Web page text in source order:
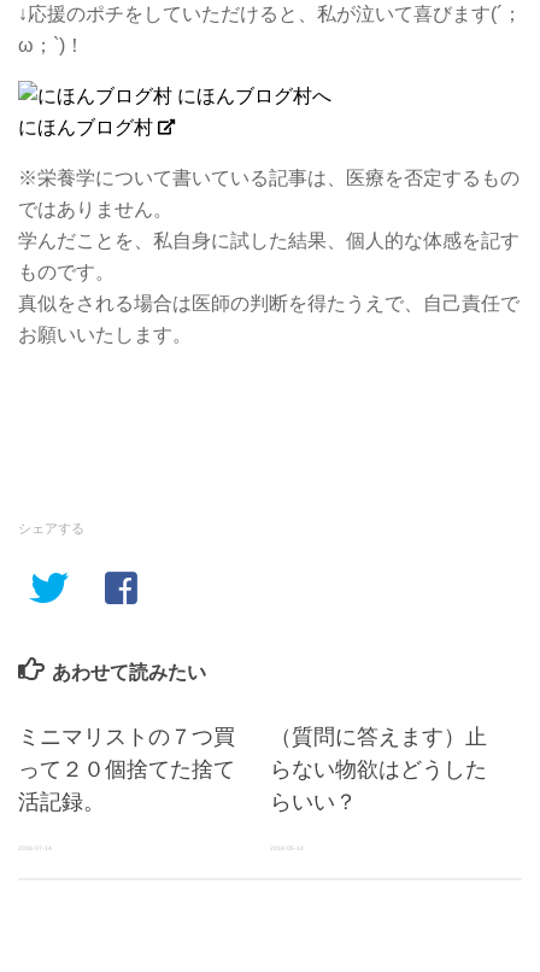
↓応援のポチをしていただけると、私が泣いて喜びます(´；
ω；`)！
にほんブログ村
※栄養学について書いている記事は、医療を否定するもの
ではありません。
学んだことを、私自身に試した結果、個人的な体感を記す
ものです。
真似をされる場合は医師の判断を得たうえで、自己責任で
お願いいたします。
シェアする
あわせて読みたい
ミニマリストの７つ買
って２０個捨てた捨て
活記録。
2018-07-14
（質問に答えます）止
らない物欲はどうした
らいい？
2018-05-14